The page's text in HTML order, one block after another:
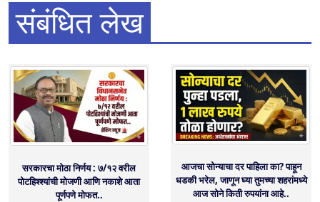
संबंधित लेख
सरकारचा मोठा निर्णय : ७/१२ वरील
पोटहिश्श्यांची मोजणी आणि नकाशे आता
पूर्णपणे मोफत..
आजचा सोन्याचा दर पाहिला का? पाहून
धडकी भरेल, जाणून घ्या तुमच्या शहरांमध्ये
आज सोने किती रुपयांना आहे..